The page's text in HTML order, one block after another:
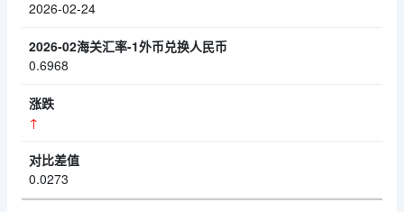
2026-02-24
0.6968
↑
0.0273